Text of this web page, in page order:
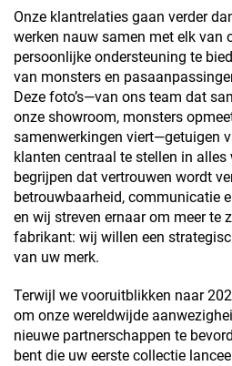
Onze klantrelaties gaan verder
werken nauw samen met elk van
persoonlijke ondersteuning te
van monsters en
Deze foto’s—van ons team dat
onze showroom, monsters
samenwerkingen viert—getuigen
klanten centraal te stellen in alles
begrijpen dat vertrouwen wordt
betrouwbaarheid, communicatie
en wij streven ernaar om meer te
fabrikant: wij willen een
van uw merk.
Terwijl we vooruitblikken naar
om onze wereldwijde
nieuwe partnerschappen te
bent die uw eerste collectie